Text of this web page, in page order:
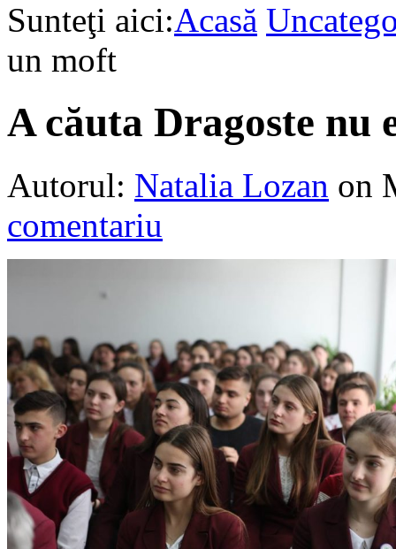
Sunteţi aici:Acasă
un moft
A căuta Dragoste nu
Autorul: Natalia Lozan on
comentariu